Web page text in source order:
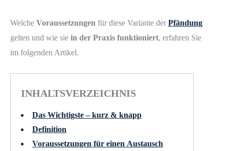
Welche Voraussetzungen für diese Variante der Pfändung
gelten und wie sie in der Praxis funktioniert, erfahren Sie
im folgenden Artikel.
INHALTSVERZEICHNIS
Das Wichtigste – kurz & knapp
Definition
Voraussetzungen für einen Austausch